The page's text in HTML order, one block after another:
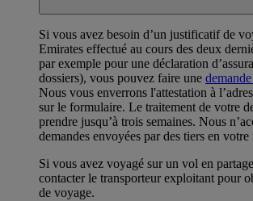
Si vous avez besoin d’un justificatif de
Emirates effectué au cours des deux
par exemple pour une déclaration
dossiers), vous pouvez faire une
Nous vous enverrons l'attestation à
sur le formulaire. Le traitement de votre
prendre jusqu’à trois semaines. Nous
demandes envoyées par des tiers en votre
Si vous avez voyagé sur un vol en
contacter le transporteur exploitant pour
de voyage.